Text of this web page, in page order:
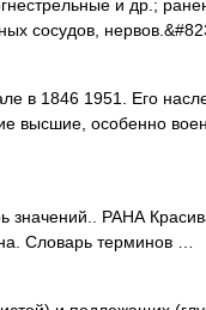
и др.;
сосудов,
в 1846 1951. Его
высшие, особенно
РАНА
Словарь терминов …